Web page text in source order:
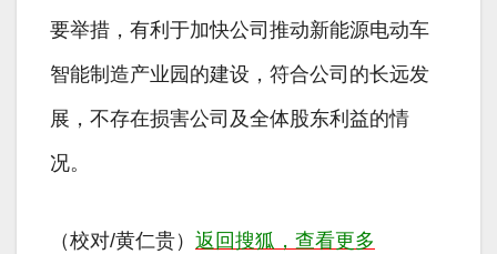
要举措，有利于加快公司推动新能源电动车
智能制造产业园的建设，符合公司的长远发
展，不存在损害公司及全体股东利益的情
况。
（校对/黄仁贵） 返回搜狐，查看更多